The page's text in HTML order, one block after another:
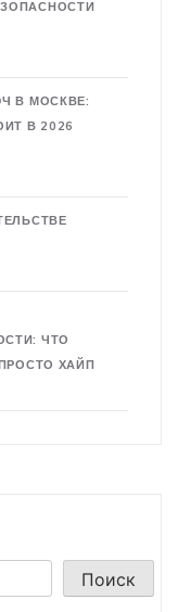
В МОСКВЕ:
В 2026
ЧТО
ХАЙП
Поиск